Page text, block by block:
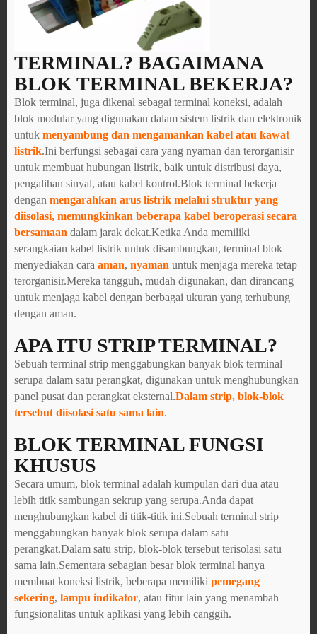
TERMINAL? BAGAIMANA
BLOK TERMINAL BEKERJA?
Blok terminal, juga dikenal sebagai terminal koneksi, adalah
blok modular yang digunakan dalam sistem listrik dan elektronik
untuk menyambung dan mengamankan kabel atau kawat
listrik.Ini berfungsi sebagai cara yang nyaman dan terorganisir
untuk membuat hubungan listrik, baik untuk distribusi daya,
pengalihan sinyal, atau kabel kontrol.Blok terminal bekerja
dengan mengarahkan arus listrik melalui struktur yang
diisolasi, memungkinkan beberapa kabel beroperasi secara
bersamaan dalam jarak dekat.Ketika Anda memiliki
serangkaian kabel listrik untuk disambungkan, terminal blok
menyediakan cara aman, nyaman untuk menjaga mereka tetap
terorganisir.Mereka tangguh, mudah digunakan, dan dirancang
untuk menjaga kabel dengan berbagai ukuran yang terhubung
dengan aman.
APA ITU STRIP TERMINAL?
Sebuah terminal strip menggabungkan banyak blok terminal
serupa dalam satu perangkat, digunakan untuk menghubungkan
panel pusat dan perangkat eksternal.Dalam strip, blok-blok
tersebut diisolasi satu sama lain.
BLOK TERMINAL FUNGSI
KHUSUS
Secara umum, blok terminal adalah kumpulan dari dua atau
lebih titik sambungan sekrup yang serupa.Anda dapat
menghubungkan kabel di titik-titik ini.Sebuah terminal strip
menggabungkan banyak blok serupa dalam satu
perangkat.Dalam satu strip, blok-blok tersebut terisolasi satu
sama lain.Sementara sebagian besar blok terminal hanya
membuat koneksi listrik, beberapa memiliki pemegang
sekering, lampu indikator, atau fitur lain yang menambah
fungsionalitas untuk aplikasi yang lebih canggih.